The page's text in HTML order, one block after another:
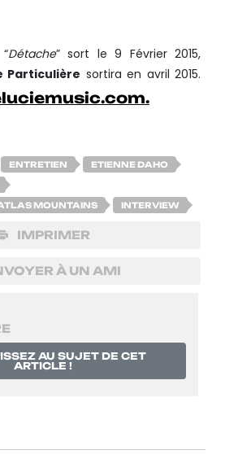
Détache” sort le 9 Février 2015,
Particulière sortira en avril 2015.
ENTRETIEN ETIENNE DAHO
MOUNTAINS INTERVIEW
IMPRIMER
À UN AMI
AU SUJET DE CET
ARTICLE !